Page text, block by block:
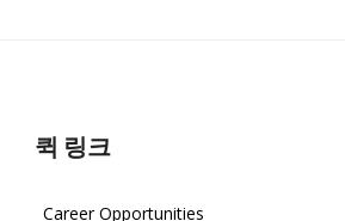
퀵 링크
Career Opportunities